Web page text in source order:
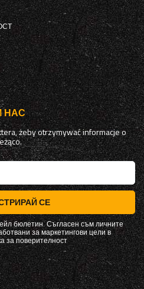
НАС
żeby otrzymywać informacje o
СЕ
бюлетин. Съгласен съм личните
за маркетингови цели в
за поверителност